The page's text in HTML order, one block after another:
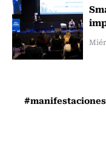
#manifestaciones